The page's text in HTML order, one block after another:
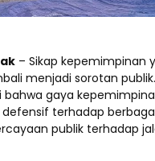
– Sikap kepemimpinan
menjadi sorotan
bahwa gaya
terhadap
publik terhadap